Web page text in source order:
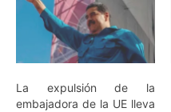
La expulsión de la
embajadora de la UE lleva